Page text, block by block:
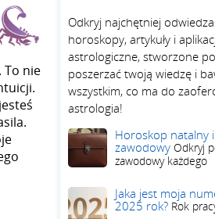
To nie
Odkryj najchętniej
horoskopy, artykuły i
astrologiczne, stworzone
poszerzać twoją wiedzę i
wszystkim, co ma do
astrologia!
Horoskop natalny
zawodowy Odkryj
zawodowy każdego
Jaka jest moja
2025 rok? Rok